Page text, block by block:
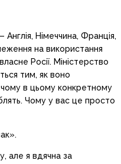
Англія, Німеччина, Франція,
на використання
Росії. Міністерство
тим, як воно
в цьому конкретному
Чому у вас це просто
але я вдячна за